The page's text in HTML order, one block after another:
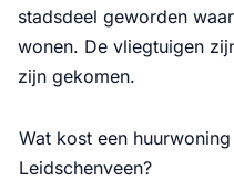
stadsdeel geworden
wonen. De vliegtuigen
zijn gekomen.
Wat kost een
Leidschenveen?